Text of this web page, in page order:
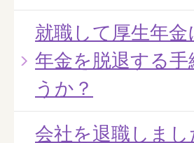
就職して厚生年
年金を脱退する
うか？
会社を退職しま